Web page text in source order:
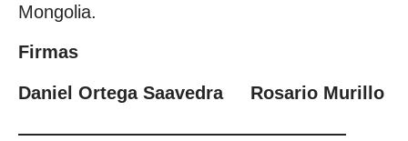
Mongolia.
Firmas
Daniel Ortega Saavedra Rosario Murillo
——————————————————